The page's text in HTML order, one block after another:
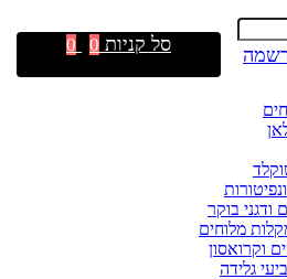
בוקר
מלוחים
וקרואסון
גלידה
סל קניות 0
0